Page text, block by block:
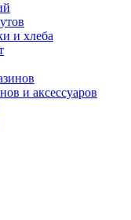
и хлеба
и аксессуаров